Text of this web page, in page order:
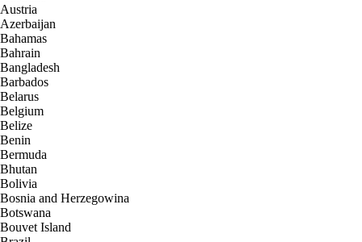
Austria
Azerbaijan
Bahamas
Bahrain
Bangladesh
Barbados
Belarus
Belgium
Belize
Benin
Bermuda
Bhutan
Bolivia
Bosnia and Herzegowina
Botswana
Bouvet Island